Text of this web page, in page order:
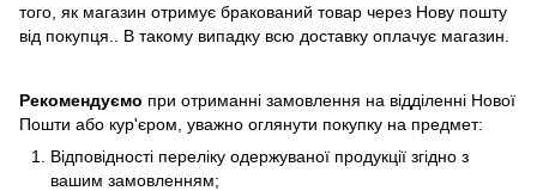
того, як магазин отримує бракований товар через Нову пошту
від покупця.. В такому випадку всю доставку оплачує магазин.
Рекомендуємо при отриманні замовлення на відділенні Нової
Пошти або кур'єром, уважно оглянути покупку на предмет:
Вiдповiдностi переліку одержуваної продукції згідно з
вашим замовленням;